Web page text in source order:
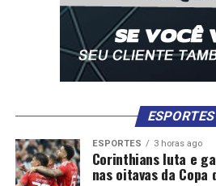
ESPORTES
ESPORTES 3 horas ago
Corinthians luta e
nas oitavas da Copa